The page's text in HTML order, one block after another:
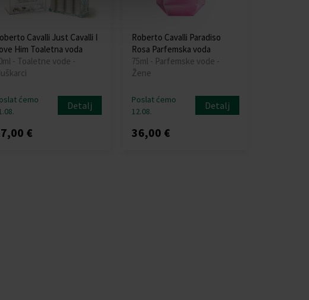
Cavalli Just Cavalli I
Him Toaletna voda
- Toaletne vode -
ćemo
Detalj
€
Roberto Cavalli Paradiso
Rosa Parfemska voda
75ml - Parfemske vode -
Žene
Poslat ćemo
12.08.
Detalj
36,00 €